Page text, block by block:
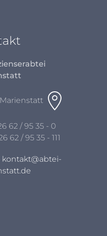
62 / 95 35 - 0
62 / 95 35 - 111
kontakt@abtei-